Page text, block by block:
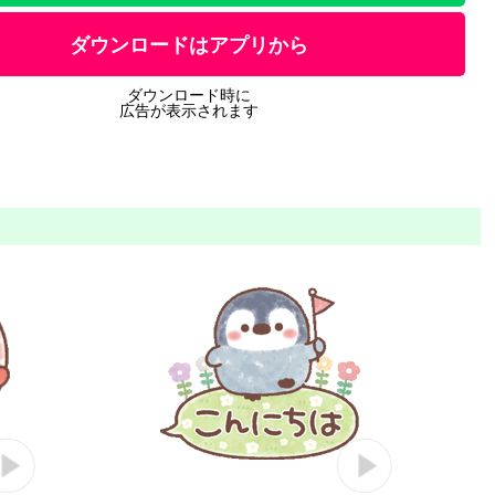
ダウンロードはアプリから
ダウンロード時に
広告が表示されます